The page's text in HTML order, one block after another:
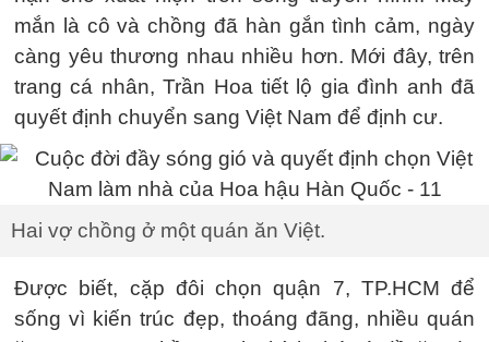
mắn là cô và chồng đã hàn gắn tình cảm, ngày
càng yêu thương nhau nhiều hơn. Mới đây, trên
trang cá nhân, Trần Hoa tiết lộ gia đình anh đã
quyết định chuyển sang Việt Nam để định cư.
Hai vợ chồng ở một quán ăn Việt.
Được biết, cặp đôi chọn quận 7, TP.HCM để
sống vì kiến trúc đẹp, thoáng đãng, nhiều quán